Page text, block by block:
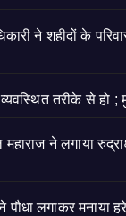
ने शहीदों के
तरीके से हो ;
ने लगाया
ने पौधा लगाकर मनाया